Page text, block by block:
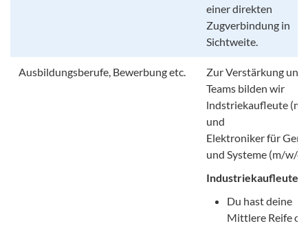
einer direkten
Zugverbindung in
Sichtweite.
Ausbildungsberufe, Bewerbung etc.
Zur Verstärkung
Teams bilden wir
lndstriekaufleute
und
Elektroniker für
und Systeme (m/w/d)
Industriekaufleute:
Du hast deine
Mittlere Reife